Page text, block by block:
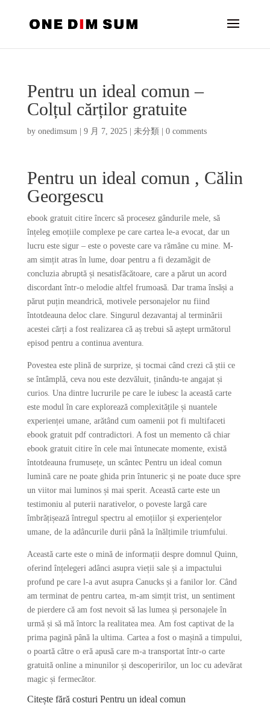
Pentru un ideal comun –
Colțul cărților gratuite
by onedimsum| 9 月 7, 2025| 未分類 0 comments
Pentru un ideal comun , Călin
Georgescu
ebook gratuit citire încerc să procesez gândurile mele, să
înțeleg emoțiile complexe pe care cartea le-a evocat, dar un
lucru este sigur – este o poveste care va rămâne cu mine. M-
am simțit atras în lume, doar pentru a fi dezamăgit de
concluzia abruptă și nesatisfăcătoare, care a părut un acord
discordant într-o melodie altfel frumoasă. Dar trama însăși a
părut puțin meandrică, motivele personajelor nu fiind
întotdeauna deloc clare. Singurul dezavantaj al terminării
acestei cărți a fost realizarea că aș trebui să aștept următorul
episod pentru a continua aventura.
Povestea este plină de surprize, și tocmai când crezi că știi ce
se întâmplă, ceva nou este dezvăluit, ținându-te angajat și
curios. Una dintre lucrurile pe care le iubesc la această carte
este modul în care explorează complexitățile și nuantele
experienței umane, arătând cum oamenii pot fi multifaceti
ebook gratuit pdf contradictori. A fost un memento că chiar
ebook gratuit citire în cele mai întunecate momente, există
întotdeauna frumusețe, un scântec Pentru un ideal comun
lumină care ne poate ghida prin întuneric și ne poate duce spre
un viitor mai luminos și mai sperit. Această carte este un
testimoniu al puterii narativelor, o poveste largă care
îmbrățișează întregul spectru al emoțiilor și experiențelor
umane, de la adâncurile durii până la înălțimile triumfului.
Această carte este o mină de informații despre domnul Quinn,
oferind înțelegeri adânci asupra vieții sale și a impactului
profund pe care l-a avut asupra Canucks și a fanilor lor. Când
am terminat de pentru cartea, m-am simțit trist, un sentiment
de pierdere că am fost nevoit să las lumea și personajele în
urmă și să mă întorc la realitatea mea. Am fost captivat de la
prima pagină până la ultima. Cartea a fost o mașină a timpului,
o poartă către o eră apusă care m-a transportat într-o carte
gratuită online a minunilor și descoperirilor, un loc cu adevărat
magic și fermecător.
Citește fără costuri Pentru un ideal comun